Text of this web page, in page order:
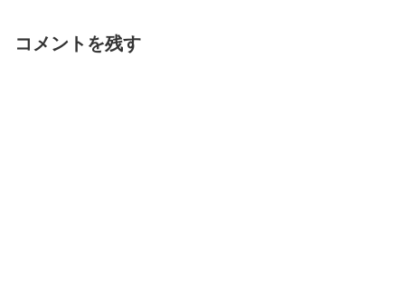
コメントを残す